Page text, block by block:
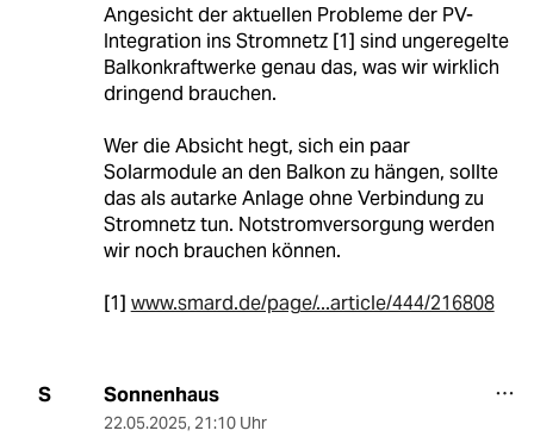
Angesicht der aktuellen Probleme der PV-
Integration ins Stromnetz [1] sind ungeregelte
Balkonkraftwerke genau das, was wir wirklich
dringend brauchen.
Wer die Absicht hegt, sich ein paar
Solarmodule an den Balkon zu hängen, sollte
das als autarke Anlage ohne Verbindung zu
Stromnetz tun. Notstromversorgung werden
wir noch brauchen können.
[1] www.smard.de/page/...article/444/216808
S Sonnenhaus
22.05.2025, 21:10 Uhr